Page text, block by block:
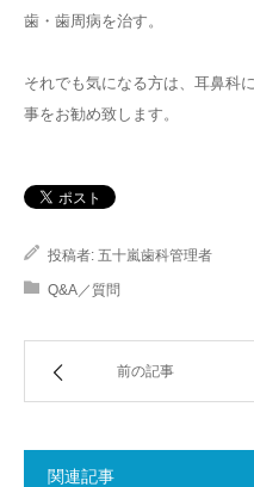
歯・歯周病を治す。
それでも気になる方は、耳鼻科
事をお勧め致します。
投稿者: 五十嵐歯科管理者
Q&A／質問
前の記事
関連記事